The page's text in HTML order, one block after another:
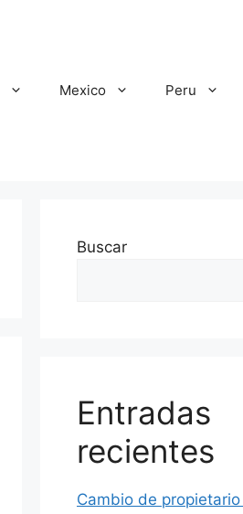
Mexico Peru
Buscar
Entradas
recientes
Cambio de